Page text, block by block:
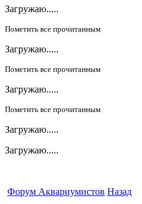
Загружаю.....
Пометить все прочитанным
Загружаю.....
Пометить все прочитанным
Загружаю.....
Пометить все прочитанным
Загружаю.....
Загружаю.....
Форум Аквариумистов Назад